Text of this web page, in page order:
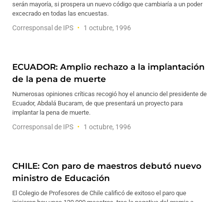
serán mayoría, si prospera un nuevo código que cambiaría a un poder
excecrado en todas las encuestas.
Corresponsal de IPS 1 octubre, 1996
ECUADOR: Amplio rechazo a la implantación
de la pena de muerte
Numerosas opiniones críticas recogió hoy el anuncio del presidente de
Ecuador, Abdalá Bucaram, de que presentará un proyecto para
implantar la pena de muerte.
Corresponsal de IPS 1 octubre, 1996
CHILE: Con paro de maestros debutó nuevo
ministro de Educación
El Colegio de Profesores de Chile calificó de exitoso el paro que